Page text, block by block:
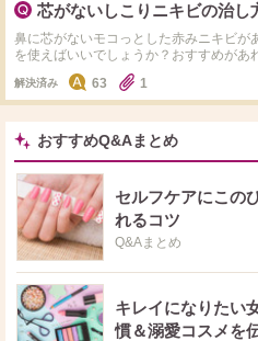
芯がないしこりニキビの治し
鼻に芯がないモコっとした赤みニキビが
を使えばいいでしょうか？おすすめがあ
からPAIRのクリームを愛用しているの
とした芯がないニキビにはあまり効かな
解決済み 63 1
おすすめQ&Aまとめ
セルフケアにこの
れるコツ
Q&Aまとめ
キレイになりたい
慣＆溺愛コスメを